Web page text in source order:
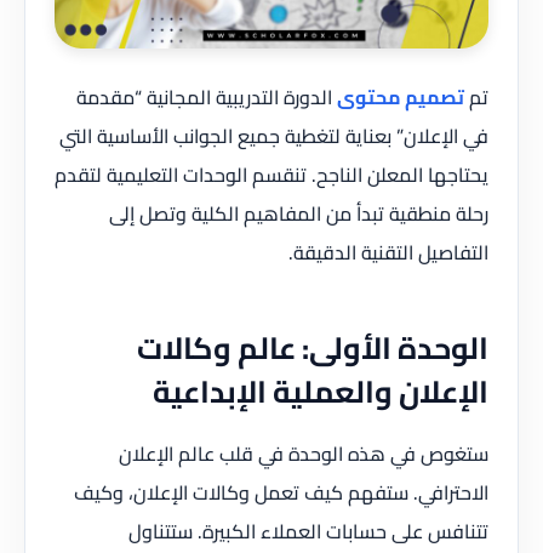
تمتصميم محتوىالدورة التدريبية المجانية “مقدمة
في الإعلان” بعناية لتغطية جميع الجوانب الأساسية التي
يحتاجها المعلن الناجح. تنقسم الوحدات التعليمية لتقدم
رحلة منطقية تبدأ من المفاهيم الكلية وتصل إلى
التفاصيل التقنية الدقيقة.
الوحدة الأولى: عالم وكالات
الإعلان والعملية الإبداعية
ستغوص في هذه الوحدة في قلب عالم الإعلان
الاحترافي. ستفهم كيف تعمل وكالات الإعلان، وكيف
تتنافس على حسابات العملاء الكبيرة. ستتناول